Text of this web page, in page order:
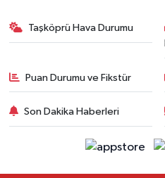
Taşköprü Hava Durumu
Puan Durumu ve Fikstür
Son Dakika Haberleri